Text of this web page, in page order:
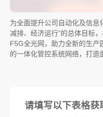
为全面提升公司自动化及信息
减排、经济运行”的总体目标
F5G全光网，助力全新的生产
的一体化管控系统网络，打造
请填写以下表格获